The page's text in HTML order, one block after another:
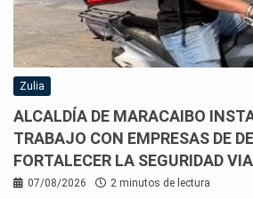
Zulia
ALCALDÍA DE MARACAIBO
TRABAJO CON EMPRESAS DE
FORTALECER LA SEGURIDAD
07/08/2026 2 minutos de lectura